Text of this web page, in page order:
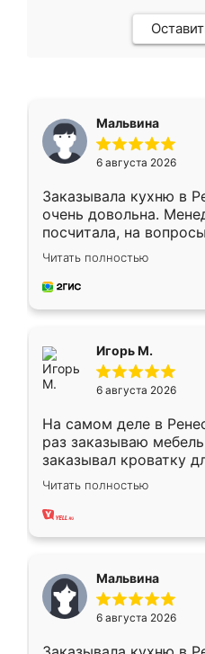
Мальвина
6 августа 2026
Заказывала кухню в
очень довольна.
посчитала, на
Замерщик приехал в
делу со всей
за день, ребята
Читать полностью
Игорь М.
6 августа 2026
На самом деле в
раз заказываю
заказывал кроватку
ребёнка при его
заказал шкаф-купе.
хорошее сборка
меньше, здесь же он
Мне нравится ,если
мебели буду
Читать полностью
Мальвина
6 августа 2026